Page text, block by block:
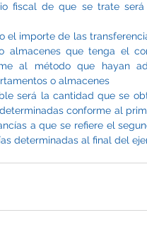
fiscal de que se trate
el importe de las
almacenes que tenga el
al método que hayan
o almacenes
será la cantidad que se
conforme al
a que se refiere el
determinadas al final del